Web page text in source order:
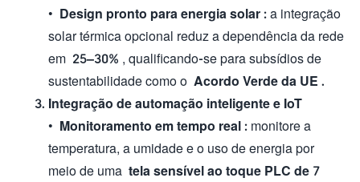
• Design pronto para energia solar : a integração
solar térmica opcional reduz a dependência da rede
em 25–30% , qualificando-se para subsídios de
sustentabilidade como o Acordo Verde da UE .
Integração de automação inteligente e IoT
• Monitoramento em tempo real : monitore a
temperatura, a umidade e o uso de energia por
meio de uma tela sensível ao toque PLC de 7